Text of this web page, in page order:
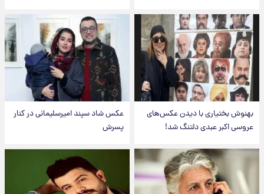
بهنوش بختیاری با دیدن عکس‌های
عروسی اکبر عبدی دلتنگ شد!
عکس شاد سپند امیرسلیمانی در کنار
پسرش